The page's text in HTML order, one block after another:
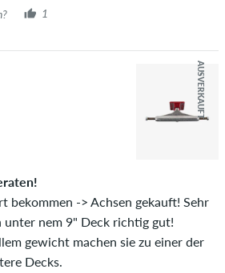
haben.
1
AUSVERKAUFT
bekommen -> Achsen gekauft! Sehr
unter nem 9" Deck richtig gut!
gewicht machen sie zu einer der
Decks.